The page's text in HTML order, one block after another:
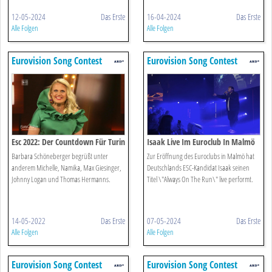
12-05-2024 Das Erste
Alle Folgen
16-04-2024 Das Erste
Alle Folgen
Eurovision Song Contest
Esc 2022: Der Countdown Für Turin
Barbara Schöneberger begrüßt unter
anderem Michelle, Namika, Max Giesinger,
Johnny Logan und Thomas Hermanns.
14-05-2022 Das Erste
Alle Folgen
Eurovision Song Contest
Isaak Live Im Euroclub In Malmö
Zur Eröffnung des Euroclubs in Malmö hat
Deutschlands ESC-Kandidat Isaak seinen
Titel \"Always On The Run\" live performt.
07-05-2024 Das Erste
Alle Folgen
Eurovision Song Contest Eurovision Song Contest